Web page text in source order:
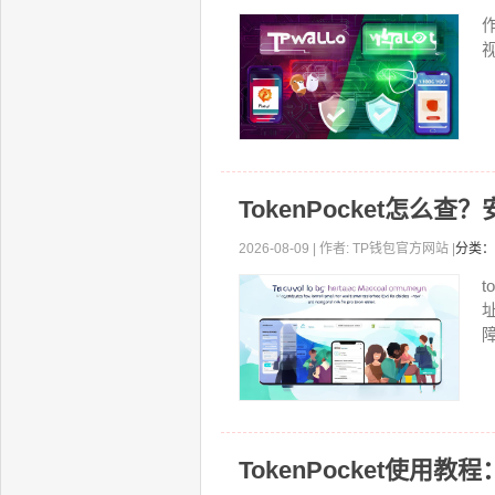
TokenPocket怎么查？
2026-08-09 | 作者: TP钱包官方网站 | 分类
TokenPocket使用教程